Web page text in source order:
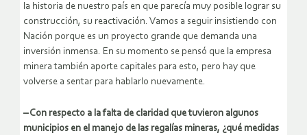
la historia de nuestro país en que parecía muy posible lograr su
construcción, su reactivación. Vamos a seguir insistiendo con
Nación porque es un proyecto grande que demanda una
inversión inmensa. En su momento se pensó que la empresa
minera también aporte capitales para esto, pero hay que
volverse a sentar para hablarlo nuevamente.
– Con respecto a la falta de claridad que tuvieron algunos
municipios en el manejo de las regalías mineras, ¿qué medidas